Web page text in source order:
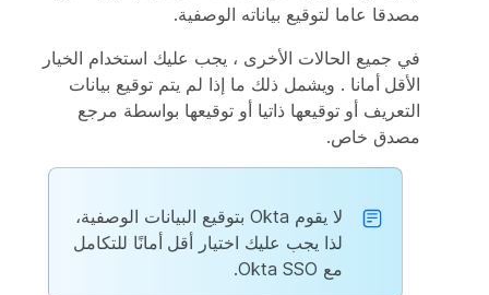
مصدقا عاما لتوقيع بياناته الوصفية.
في جميع الحالات الأخرى ، يجب عليك استخدام الخيار
الأقل أمانا . ويشمل ذلك ما إذا لم يتم توقيع بيانات
التعريف أو توقيعها ذاتيا أو توقيعها بواسطة مرجع
مصدق خاص.
لا يقوم Okta بتوقيع البيانات الوصفية،
لذا يجب عليك اختيار أقل أمانًا للتكامل
مع Okta SSO.